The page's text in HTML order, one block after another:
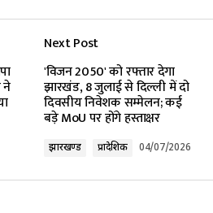
marked*
ने
Next Post
'विजन 2050' को रफ्तार देगा
झारखंड, 8 जुलाई से दिल्ली में दो
दिवसीय निवेशक सम्मेलन; कई
बड़े MoU पर होंगे हस्ताक्षर
झारखण्ड प्रादेशिक 04/07/2026